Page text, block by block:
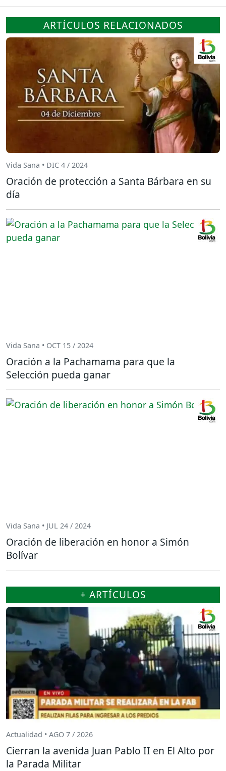
ARTÍCULOS RELACIONADOS
Vida Sana • DIC 4 / 2024
Oración de protección a Santa Bárbara en su
día
Vida Sana • OCT 15 / 2024
Oración a la Pachamama para que la
Selección pueda ganar
Vida Sana • JUL 24 / 2024
Oración de liberación en honor a Simón
Bolívar
+ ARTÍCULOS
Actualidad • AGO 7 / 2026
Cierran la avenida Juan Pablo II en El Alto por
la Parada Militar